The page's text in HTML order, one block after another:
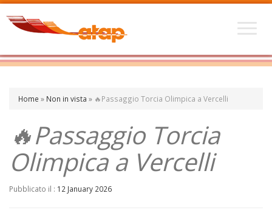
Home » Non in vista » 🔥Passaggio Torcia Olimpica a Vercelli
🔥Passaggio Torcia
Olimpica a Vercelli
Pubblicato il : 12 January 2026